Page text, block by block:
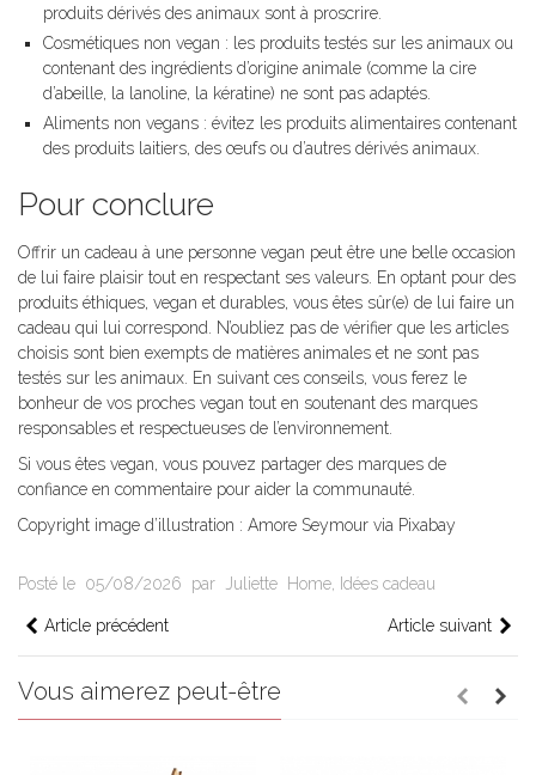
produits dérivés des animaux sont à proscrire.
Cosmétiques non vegan : les produits testés sur les animaux ou
contenant des ingrédients d’origine animale (comme la cire
d’abeille, la lanoline, la kératine) ne sont pas adaptés.
Aliments non vegans : évitez les produits alimentaires contenant
des produits laitiers, des œufs ou d’autres dérivés animaux.
Pour conclure
Offrir un cadeau à une personne vegan peut être une belle occasion
de lui faire plaisir tout en respectant ses valeurs. En optant pour des
produits éthiques, vegan et durables, vous êtes sûr(e) de lui faire un
cadeau qui lui correspond. N’oubliez pas de vérifier que les articles
choisis sont bien exempts de matières animales et ne sont pas
testés sur les animaux. En suivant ces conseils, vous ferez le
bonheur de vos proches vegan tout en soutenant des marques
responsables et respectueuses de l’environnement.
Si vous êtes vegan, vous pouvez partager des marques de
confiance en commentaire pour aider la communauté.
Copyright image d’illustration : Amore Seymour via Pixabay
Posté le 05/08/2026 par Juliette Home, Idées cadeau
Article précédent Article suivant
Vous aimerez peut-être